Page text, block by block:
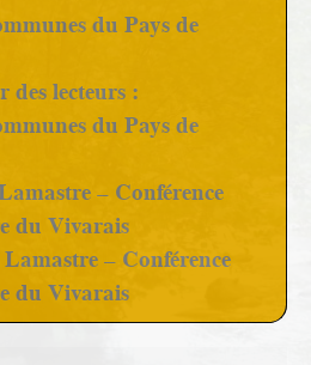
du Pays de
des lecteurs :
du Pays de
– Conférence
du Vivarais
Lamastre – Conférence
du Vivarais